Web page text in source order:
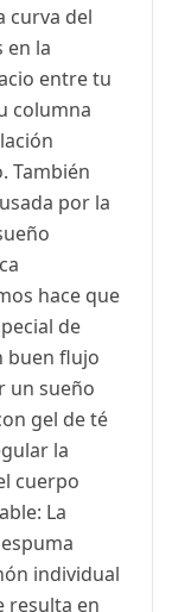
curva del
en la
entre tu
columna
También
por la
hace que
de
buen flujo
un sueño
gel de té
la
cuerpo
La
individual
resulta en